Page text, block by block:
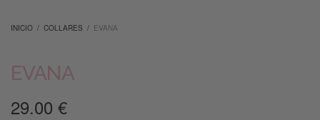
INICIO / COLLARES / EVANA
EVANA
29.00€